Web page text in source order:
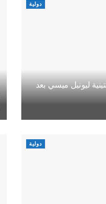
دولية
ليونيل ميسي بعد
دولية